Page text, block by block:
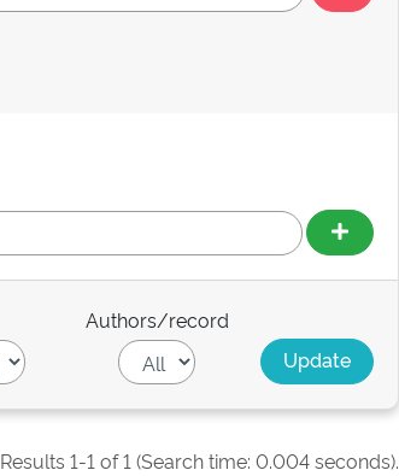
Authors/record
Results 1-1 of 1 (Search time: 0.004 seconds).